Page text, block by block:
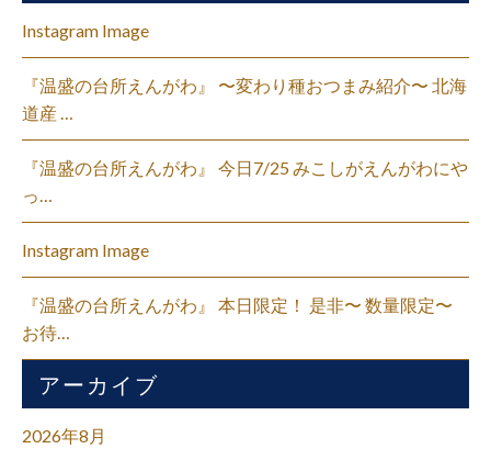
Instagram Image
『温盛の台所えんがわ』 〜変わり種おつまみ紹介〜 北海
道産 …
『温盛の台所えんがわ』 今日7/25 みこしがえんがわにや
っ…
Instagram Image
『温盛の台所えんがわ』 本日限定！ 是非〜 数量限定〜
お待…
アーカイブ
2026年8月